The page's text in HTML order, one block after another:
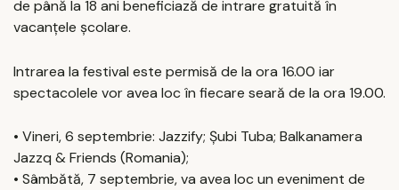
de până la 18 ani beneficiază de intrare gratuită în
vacanțele școlare.
Intrarea la festival este permisă de la ora 16.00 iar
spectacolele vor avea loc în fiecare seară de la ora 19.00.
• Vineri, 6 septembrie: Jazzify; Șubi Tuba; Balkanamera
Jazzq & Friends (Romania);
• Sâmbătă, 7 septembrie, va avea loc un eveniment de